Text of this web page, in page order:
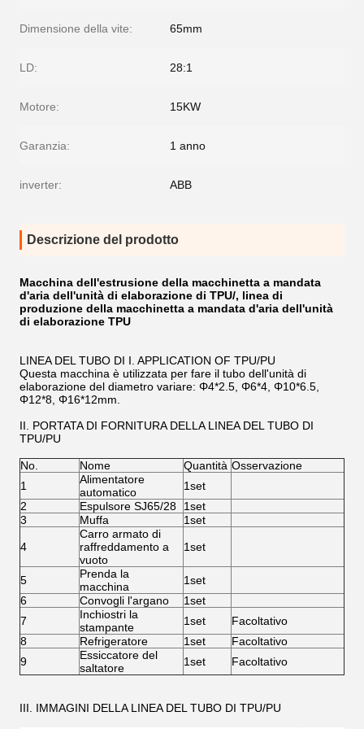
Dimensione della vite: 65mm
LD: 28:1
Motore: 15KW
Garanzia: 1 anno
inverter: ABB
Descrizione del prodotto
Macchina dell'estrusione della macchinetta a mandata
d'aria dell'unità di elaborazione di TPU/, linea di
produzione della macchinetta a mandata d'aria dell'unità
di elaborazione TPU
LINEA DEL TUBO DI I. APPLICATION OF TPU/PU
Questa macchina è utilizzata per fare il tubo dell'unità di
elaborazione del diametro variare: Φ4*2.5, Φ6*4, Φ10*6.5,
Φ12*8, Φ16*12mm.
II. PORTATA DI FORNITURA DELLA LINEA DEL TUBO DI
TPU/PU
No. Nome Quantità Osservazione
1
Alimentatore
automatico
1set
2
Espulsore SJ65/28
1set
3
Muffa 1set
4
Carro armato di
raffreddamento a
vuoto
1set
5
Prenda la
macchina
1set
6
Convogli l'argano
1set
7
Inchiostri la
stampante
1set
Facoltativo
8
Refrigeratore 1set
Facoltativo
9
Essiccatore del
saltatore
1set Facoltativo
III. IMMAGINI DELLA LINEA DEL TUBO DI TPU/PU